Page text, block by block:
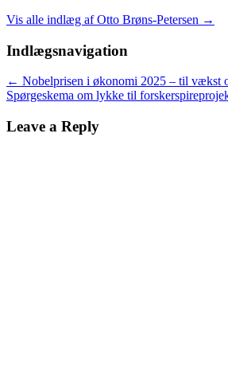
Vis alle indlæg af Otto Brøns-Petersen →
Indlægsnavigation
← Nobelprisen i økonomi 2025 – til vækst
Spørgeskema om lykke til
Leave a Reply